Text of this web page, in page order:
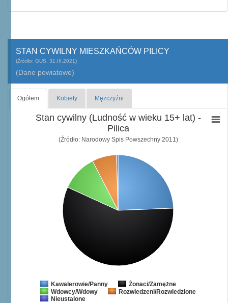
STAN CYWILNY MIESZKAŃCÓW PILICY
(Źródło: GUS, 31.III.2021)
(Dane powiatowe)
Ogółem Kobiety Mężczyźni
Stan cywilny (Ludność w wieku 15+ lat) -
Pilica
(Źródło: Narodowy Spis Powszechny 2011)
Kawalerowie/Panny Żonaci/Zamężne
Wdowcy/Wdowy
Rozwiedzeni/Rozwiedzione
Nieustalone